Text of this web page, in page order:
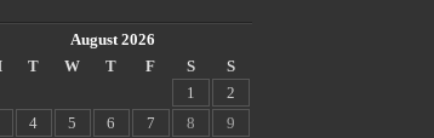
August 2026
T W T F S
S
1
2
4 5 6 7 8
9